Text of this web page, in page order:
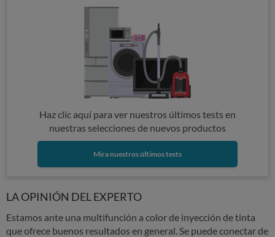
Haz clic aquí para ver nuestros últimos tests en
nuestras selecciones de nuevos productos
Mira nuestros últimos tests
LA OPINIÓN DEL EXPERTO
Estamos ante una multifunción a color de inyección de tinta
que ofrece buenos resultados en general. Se puede conectar de